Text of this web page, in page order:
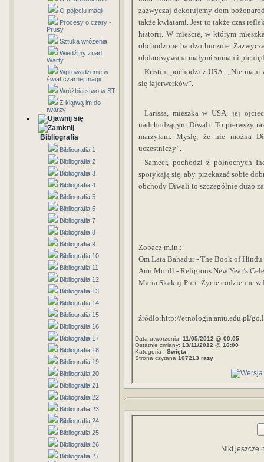
O pojęciu magii
Procesy o czary -
Prusy
Sztuka wróżenia
Wiedźmy znad
Warty
Wprowadzenie w
świat czarnej magii
Wróżbiarstwo w ST
Z klątwą im do
twarzy
Bibliografia
Bibliografia 1
Bibliografia 2
Bibliografia 3
Bibliografia 4
Bibliografia 5
Bibliografia 6
Bibliografia 7
Bibliografia 8
Bibliografia 9
Bibliografia 10
Bibliografia 11
Bibliografia 12
Bibliografia 13
Bibliografia 14
Bibliografia 15
Bibliografia 16
Bibliografia 17
Bibliografia 18
Bibliografia 19
Bibliografia 20
Bibliografia 21
Bibliografia 22
Bibliografia 23
Bibliografia 24
Bibliografia 25
Bibliografia 26
Bibliografia 27
zazwyczaj dekorujemy dom
także kwiatami. Jest to także czas
historii. W mieście, w którym
obchodzone bardzo hucznie.
obdarowywana małymi sumami
Kristin, pochodzi z USA: „Nie mam
się fajerwerków”.
Larissa, mieszka w USA, jej
nadchodzącym Diwali. To pierwszy
marzyłam. Myślę, że nie można
uczestniczy”.
Sameer, pochodzi z północnych
spotykają się, aby przekazać sobie
obchody Diwali to szczególnie dużo
Zobacz m.in.:
Om Lata Bahadur - The Book of
Ann Morill - Religious New Year’s
Maria Skakuj-Puri -Życie codzienne w
źródło:http://etnologia.amu.edu.pl/
Data utworzenia: 11/05/2012 @ 00:05
Ostatnie zmiany: 13/11/2012 @ 16:00
Kategoria : Święta
Strona czytana 107213 razy
Nikt jeszcze